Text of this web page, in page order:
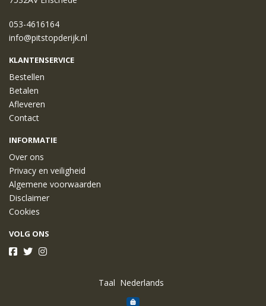
053-4616164
info@pitstopderijk.nl
KLANTENSERVICE
Bestellen
Betalen
Afleveren
Contact
INFORMATIE
Over ons
Privacy en veiligheid
Algemene voorwaarden
Disclaimer
Cookies
VOLG ONS
Taal